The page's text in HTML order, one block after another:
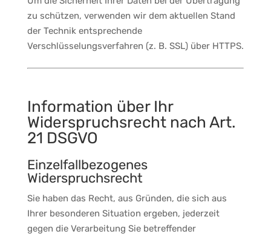
zu schützen, verwenden wir dem aktuellen Stand
der Technik entsprechende
Verschlüsselungsverfahren (z. B. SSL) über HTTPS.
Information über Ihr
Widerspruchsrecht nach Art.
21 DSGVO
Einzelfallbezogenes
Widerspruchsrecht
Sie haben das Recht, aus Gründen, die sich aus
Ihrer besonderen Situation ergeben, jederzeit
gegen die Verarbeitung Sie betreffender